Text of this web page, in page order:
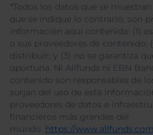
*Todos los datos que se
que se indique lo contrario, son
información aquí contenida: (1)
o sus proveedores de contenido;
distribuir; y (3) no se garantiza
oportuna. Ni Allfunds ni EBN
contenido son responsables de
surjan del uso de esta
proveedores de datos e
financieros más grandes del
mundo. https://www.allfunds.com